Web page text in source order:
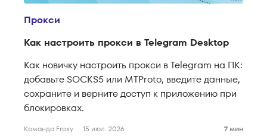
Прокси
Как настроить прокси в Telegram Desktop
Как новичку настроить прокси в Telegram на ПК:
добавьте SOCKS5 или MTProto, введите данные,
сохраните и верните доступ к приложению при
блокировках.
Команда Froxy 15 июл. 2026 7 мин